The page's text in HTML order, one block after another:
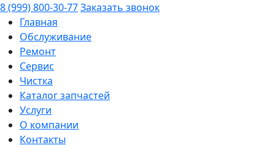
8 (999) 800-30-77Заказать звонок
Главная
Обслуживание
Ремонт
Сервис
Чистка
Каталог запчастей
Услуги
О компании
Контакты